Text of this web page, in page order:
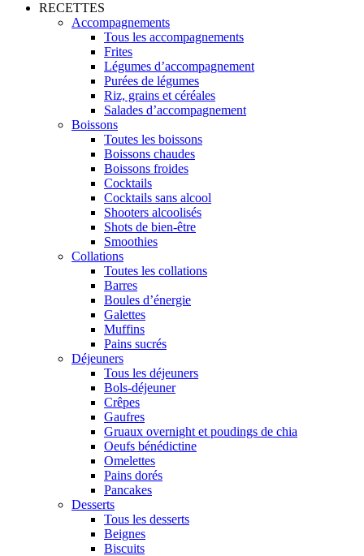
RECETTES
Accompagnements
Tous les accompagnements
Frites
Légumes d’accompagnement
Purées de légumes
Riz, grains et céréales
Salades d’accompagnement
Boissons
Toutes les boissons
Boissons chaudes
Boissons froides
Cocktails
Cocktails sans alcool
Shooters alcoolisés
Shots de bien-être
Smoothies
Collations
Toutes les collations
Barres
Boules d’énergie
Galettes
Muffins
Pains sucrés
Déjeuners
Tous les déjeuners
Bols-déjeuner
Crêpes
Gaufres
Gruaux overnight et poudings de chia
Oeufs bénédictine
Omelettes
Pains dorés
Pancakes
Desserts
Tous les desserts
Beignes
Biscuits